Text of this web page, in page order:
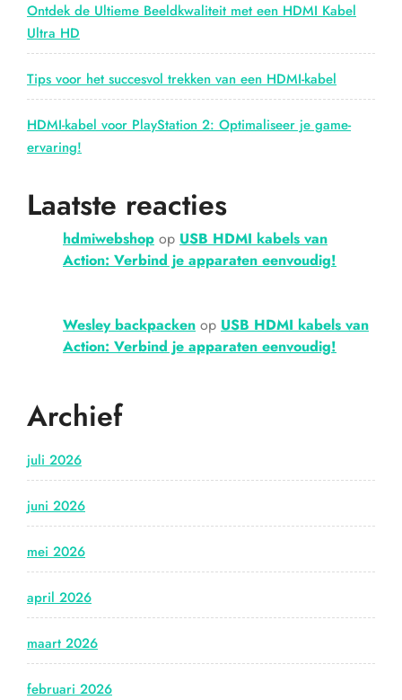
Ontdek de Ultieme Beeldkwaliteit met een HDMI Kabel
Ultra HD
Tips voor het succesvol trekken van een HDMI-kabel
HDMI-kabel voor PlayStation 2: Optimaliseer je game-
ervaring!
Laatste reacties
hdmiwebshop op USB HDMI kabels van
Action: Verbind je apparaten eenvoudig!
Wesley backpacken op USB HDMI kabels van
Action: Verbind je apparaten eenvoudig!
Archief
juli 2026
juni 2026
mei 2026
april 2026
maart 2026
februari 2026